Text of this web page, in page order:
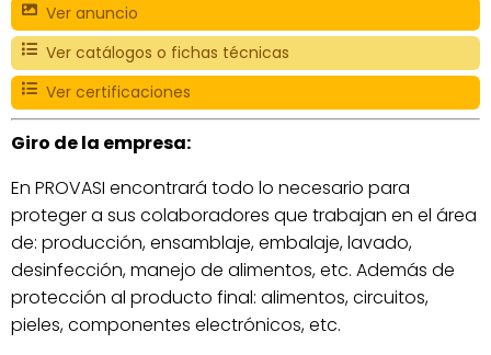
Ver anuncio
Ver catálogos o fichas técnicas
Ver certificaciones
Giro de la empresa:
En PROVASI encontrará todo lo necesario para
proteger a sus colaboradores que trabajan en el área
de: producción, ensamblaje, embalaje, lavado,
desinfección, manejo de alimentos, etc. Además de
protección al producto final: alimentos, circuitos,
pieles, componentes electrónicos, etc.